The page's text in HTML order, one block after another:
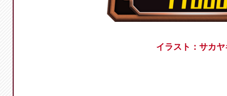
イラスト：サカヤ